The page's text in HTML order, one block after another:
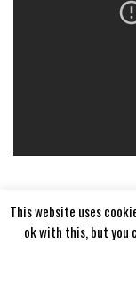
This website uses
ok with this, but you